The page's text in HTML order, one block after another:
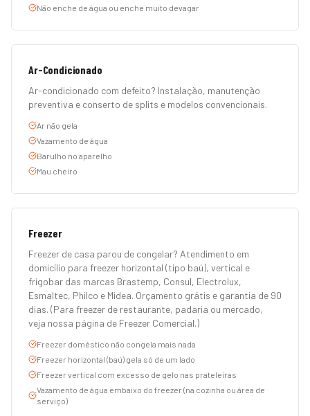
Não enche de água ou enche muito devagar
Ar-Condicionado
Ar-condicionado com defeito? Instalação, manutenção
preventiva e conserto de splits e modelos convencionais.
Ar não gela
Vazamento de água
Barulho no aparelho
Mau cheiro
Freezer
Freezer de casa parou de congelar? Atendimento em
domicílio para freezer horizontal (tipo baú), vertical e
frigobar das marcas Brastemp, Consul, Electrolux,
Esmaltec, Philco e Midea. Orçamento grátis e garantia de 90
dias. (Para freezer de restaurante, padaria ou mercado,
veja nossa página de Freezer Comercial.)
Freezer doméstico não congela mais nada
Freezer horizontal (baú) gela só de um lado
Freezer vertical com excesso de gelo nas prateleiras
Vazamento de água embaixo do freezer (na cozinha ou área de
serviço)